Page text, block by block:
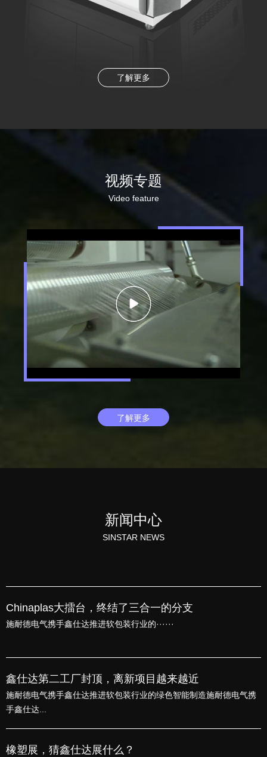
了解更多
视频专题
Video feature
了解更多
新闻中心
SINSTAR NEWS
Chinaplas大擂台，终结了三合一的分支
施耐德电气携手鑫仕达推进软包装行业的······
鑫仕达第二工厂封顶，离新项目越来越近
施耐德电气携手鑫仕达推进软包装行业的绿色智能制造施耐德电气携
手鑫仕达...
橡塑展，猜鑫仕达展什么？